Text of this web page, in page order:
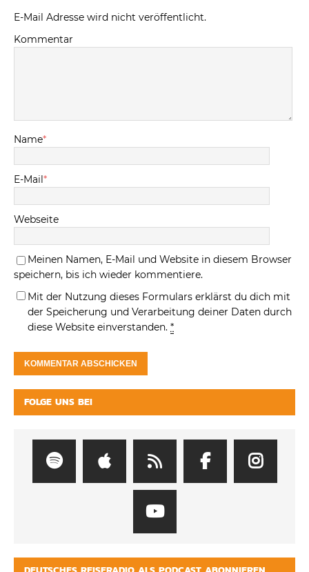
E-Mail Adresse wird nicht veröffentlicht.
Kommentar
Name*
E-Mail*
Webseite
Meinen Namen, E-Mail und Website in diesem Browser
speichern, bis ich wieder kommentiere.
Mit der Nutzung dieses Formulars erklärst du dich mit
der Speicherung und Verarbeitung deiner Daten durch
diese Website einverstanden. *
FOLGE UNS BEI